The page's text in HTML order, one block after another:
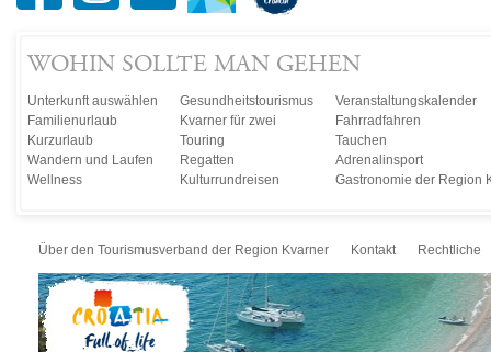
WOHIN SOLLTE MAN GEHEN
Unterkunft auswählen
Familienurlaub
Kurzurlaub
Wandern und Laufen
Wellness
Gesundheitstourismus
Kvarner für zwei
Touring
Regatten
Kulturrundreisen
Veranstaltungskalender
Fahrradfahren
Tauchen
Adrenalinsport
Gastronomie der Region
Über den Tourismusverband der Region Kvarner Kontakt Rechtliche